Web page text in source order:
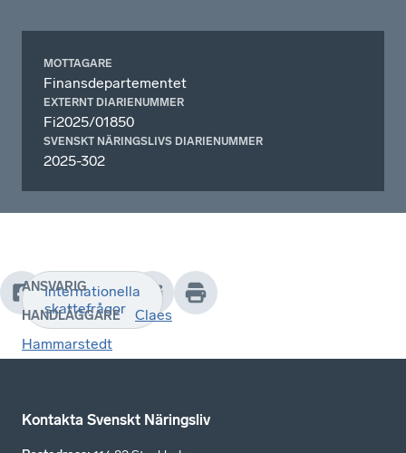
MOTTAGARE
Finansdepartementet
EXTERNT DIARIENUMMER
Fi2025/01850
SVENSKT NÄRINGSLIVS DIARIENUMMER
2025-302
-
Internationella
skattefrågor
ANSVARIG
HANDLÄGGARE
Claes
Hammarstedt
Kontakta Svenskt Näringsliv